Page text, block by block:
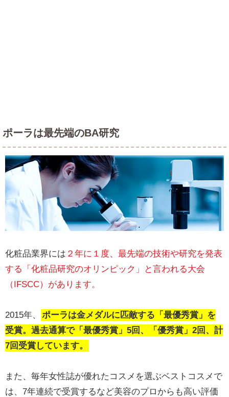
ポーラは最先端のBA研究
化粧品業界には ２年に１度、最先端の技術や研究を発表
する「化粧品研究のオリンピック」と言われる大会
（IFSCC）があります。
2015年、
ポーラは金メダルに匹敵する「最優秀賞」を
受賞。過去通算で「最優秀賞」5回、「優秀賞」2回、計
7回受賞しています。
また、毎年女性誌が優れたコスメを選ぶベストコスメで
は、7年連続で受賞するなど美容のプロからも高い評価